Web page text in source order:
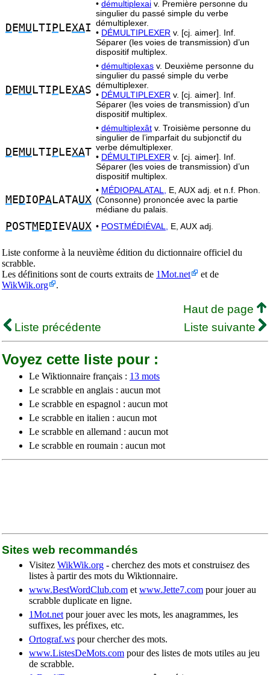
D EMU LTI P LEXAI
• démultiplexai v. Première personne du
singulier du passé simple du verbe
démultiplexer.
• DÉMULTIPLEXER v. [cj. aimer]. Inf.
Séparer (les voies de transmission) d’un
dispositif multiplex.
D EMU LTI P LEXAS
• démultiplexas v. Deuxième personne du
singulier du passé simple du verbe
démultiplexer.
• DÉMULTIPLEXER v. [cj. aimer]. Inf.
Séparer (les voies de transmission) d’un
dispositif multiplex.
D EMU LTI P LEXAT
• démultiplexât v. Troisième personne du
singulier de l’imparfait du subjonctif du
verbe démultiplexer.
• DÉMULTIPLEXER v. [cj. aimer]. Inf.
Séparer (les voies de transmission) d’un
dispositif multiplex.
M E DIO PALATAUX
• MÉDIOPALATAL,
E, AUX adj. et n.f. Phon.
(Consonne) prononcée avec la partie
médiane du palais.
POSTM E DIEVAUX • POSTMÉDIÉVAL, E, AUX adj.
Liste conforme à la neuvième édition du dictionnaire officiel du
scrabble.
Les définitions sont de courts extraits de 1Mot.net
et de
WikWik.org
.
Haut de page
Liste précédente
Liste suivante
Voyez cette liste pour :
Le Wiktionnaire français : 13 mots
Le scrabble en anglais : aucun mot
Le scrabble en espagnol : aucun mot
Le scrabble en italien : aucun mot
Le scrabble en allemand : aucun mot
Le scrabble en roumain : aucun mot
Sites web recommandés
Visitez WikWik.org - cherchez des mots et construisez des
listes à partir des mots du Wiktionnaire.
www.BestWordClub.com et www.Jette7.com pour jouer au
scrabble duplicate en ligne.
1Mot.net pour jouer avec les mots, les anagrammes, les
suffixes, les préfixes, etc.
Ortograf.ws pour chercher des mots.
www.ListesDeMots.com pour des listes de mots utiles au jeu
de scrabble.